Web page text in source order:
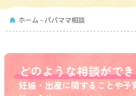
ホーム - パパママ相談
どのような相談がで
妊娠・出産に関することや子